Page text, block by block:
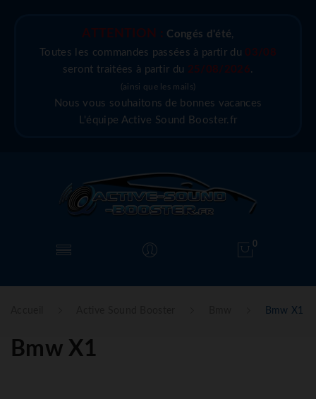
ATTENTION : Congés d'été,
Toutes les commandes passées à partir du 03/08
seront traitées à partir du 25/08/2026.
(ainsi que les mails)
Nous vous souhaitons de bonnes vacances
L'équipe Active Sound Booster.fr
0
Bmw X1
Bmw X1